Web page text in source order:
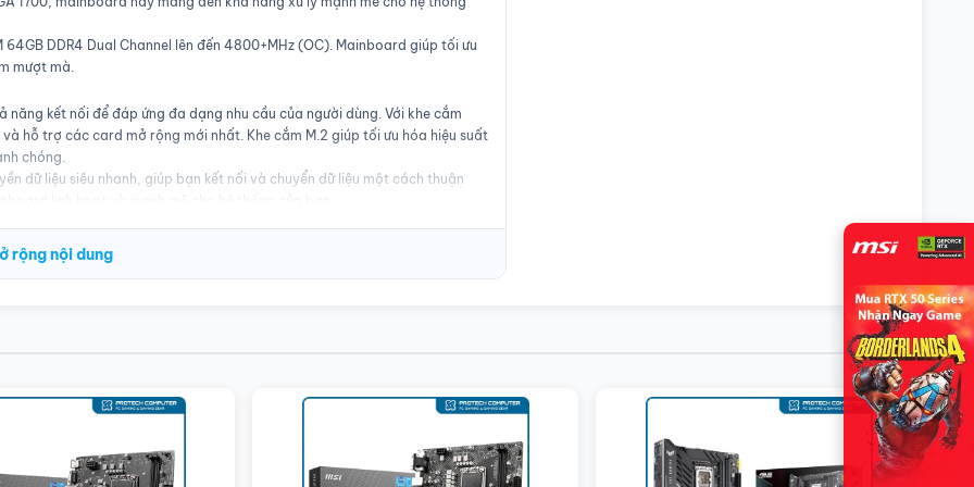
2x USB 2.0
HDMI™
DDR4 Dual Channel lên đến 4800+MHz (OC). Mainboard giúp tối ưu
mượt mà.
năng kết nối để đáp ứng đa dạng nhu cầu của người dùng. Với khe cắm
hỗ trợ các card mở rộng mới nhất. Khe cắm M.2 giúp tối ưu hóa hiệu suất
chóng.
dữ liệu siêu nhanh, giúp bạn kết nối và chuyển dữ liệu một cách thuận
chắc chắn và đầy tính năng để nâng cao trải nghiệm sử dụng. Steel
tình trạng uốn cong và giúp tối ưu hóa truyền tải tín hiệu để đảm bảo
tính thẩm mỹ mà còn cho phép người dùng tùy chỉnh ánh sáng theo ý
suất CPU và bộ nhớ, còn cổng Lightning Gen4 x4 M.2 mang lại tốc độ
mainboard MSI Pro B760M-E DDR4 không chỉ là lựa chọn lý tưởng cho
trải nghiệm sử dụng mạnh mẽ và ổn định.
tích hợp để giảm nhiễm từ điện từ, giúp cải thiện hiệu suất và đảm
rộng nội dung